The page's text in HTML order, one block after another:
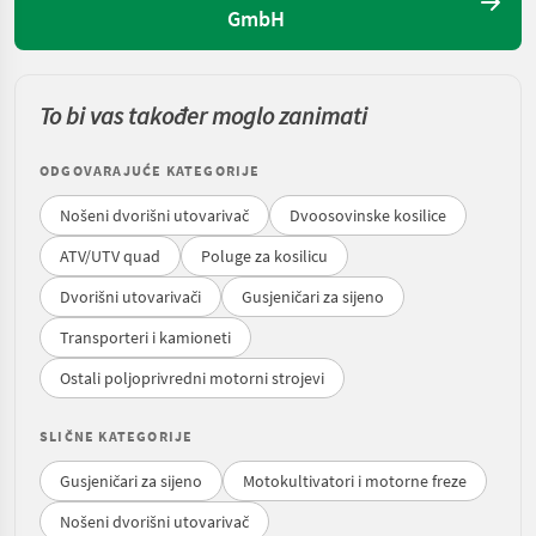
GmbH
To bi vas također moglo zanimati
ODGOVARAJUĆE KATEGORIJE
Nošeni dvorišni utovarivač
Dvoosovinske kosilice
ATV/UTV quad
Poluge za kosilicu
Dvorišni utovarivači
Gusjeničari za sijeno
Transporteri i kamioneti
Ostali poljoprivredni motorni strojevi
SLIČNE KATEGORIJE
Gusjeničari za sijeno
Motokultivatori i motorne freze
Nošeni dvorišni utovarivač